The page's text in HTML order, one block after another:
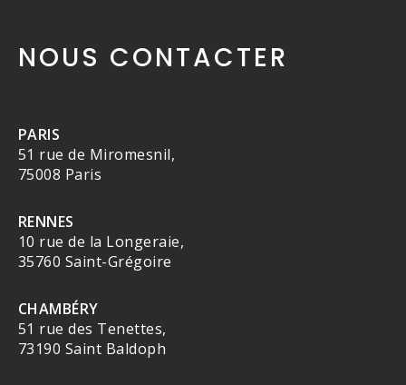
NOUS CONTACTER
PARIS
51 rue de Miromesnil,
75008 Paris
RENNES
10 rue de la Longeraie,
35760 Saint-Grégoire
CHAMBÉRY
51 rue des Tenettes,
73190 Saint Baldoph